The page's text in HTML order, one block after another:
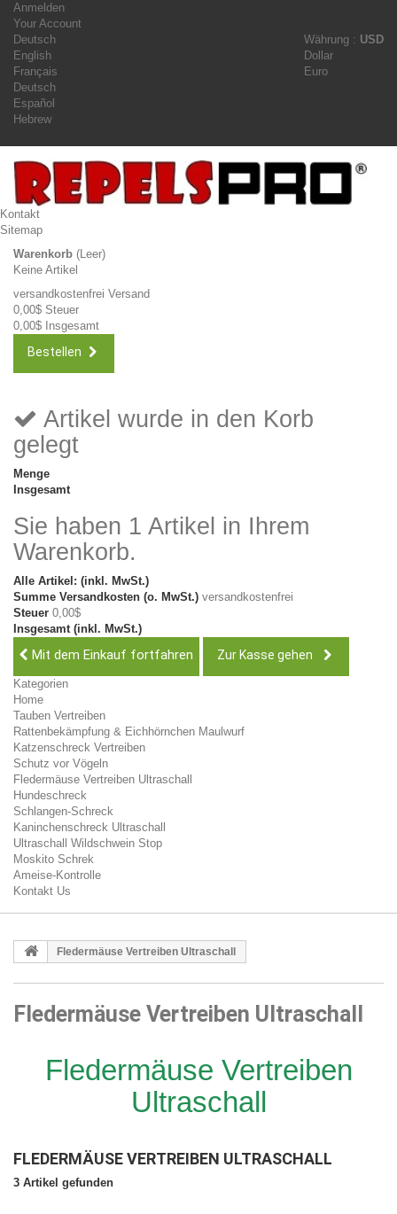
Anmelden
Your Account
Währung : USD
Dollar
Euro
Deutsch
English
Français
Deutsch
Español
Hebrew
Kontakt
Sitemap
Warenkorb (Leer)
Keine Artikel
versandkostenfrei Versand
0,00$ Steuer
0,00$ Insgesamt
Bestellen
Artikel wurde in den Korb
gelegt
Menge
Insgesamt
Sie haben 1 Artikel in Ihrem
Warenkorb.
Alle Artikel: (inkl. MwSt.)
Summe Versandkosten (o. MwSt.) versandkostenfrei
Steuer 0,00$
Insgesamt (inkl. MwSt.)
Mit dem Einkauf fortfahren Zur Kasse gehen
Kategorien
Home
Tauben Vertreiben
Rattenbekämpfung & Eichhörnchen Maulwurf
Katzenschreck Vertreiben
Schutz vor Vögeln
Fledermäuse Vertreiben Ultraschall
Hundeschreck
Schlangen-Schreck
Kaninchenschreck Ultraschall
Ultraschall Wildschwein Stop
Moskito Schrek
Ameise-Kontrolle
Kontakt Us
Fledermäuse Vertreiben Ultraschall
Fledermäuse Vertreiben Ultraschall
Fledermäuse Vertreiben
Ultraschall
FLEDERMÄUSE VERTREIBEN ULTRASCHALL
3 Artikel gefunden